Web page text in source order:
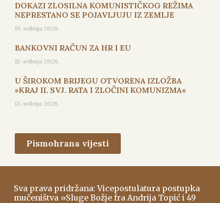
DOKAZI ZLOSILNA KOMUNISTIČKOG REŽIMA
NEPRESTANO SE POJAVLJUJU IZ ZEMLJE
19. svibnja 2026.
BANKOVNI RAČUN ZA HR I EU
15. svibnja 2026.
U ŠIROKOM BRIJEGU OTVORENA IZLOŽBA
»KRAJ II. SVJ. RATA I ZLOČINI KOMUNIZMA«
13. svibnja 2026.
Pismohrana vijesti
Sva prava pridržana: Vicepostulatura postupka
mučeništva »Sluge Božje fra Andrija Topić i 49